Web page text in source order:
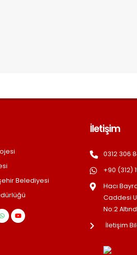
Belediyesi
İletişim
0312 306
+90 (312)
Hacı
Caddesi
No:2
İletişim